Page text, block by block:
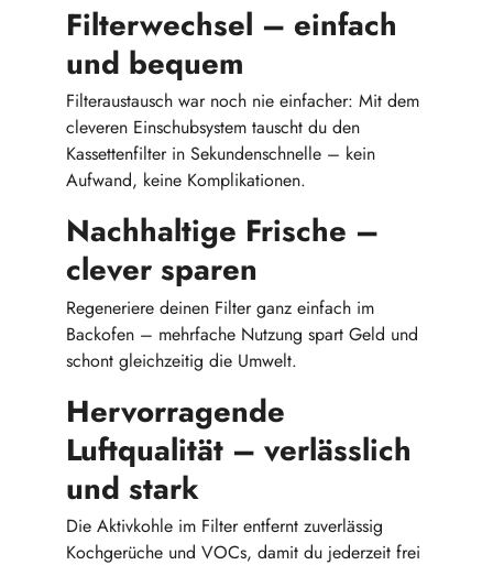
Filterwechsel – einfach
und bequem
Filteraustausch war noch nie einfacher: Mit dem
cleveren Einschubsystem tauscht du den
Kassettenfilter in Sekundenschnelle – kein
Aufwand, keine Komplikationen.
Nachhaltige Frische –
clever sparen
Regeneriere deinen Filter ganz einfach im
Backofen – mehrfache Nutzung spart Geld und
schont gleichzeitig die Umwelt.
Hervorragende
Luftqualität – verlässlich
und stark
Die Aktivkohle im Filter entfernt zuverlässig
Kochgerüche und VOCs, damit du jederzeit frei